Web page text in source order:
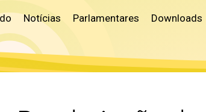
Notícias Parlamentares Downloads